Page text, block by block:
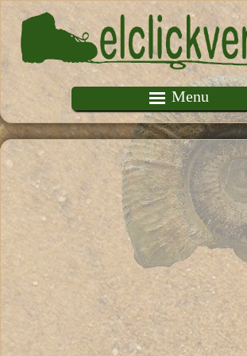
Pasar al contenido principal
Menu